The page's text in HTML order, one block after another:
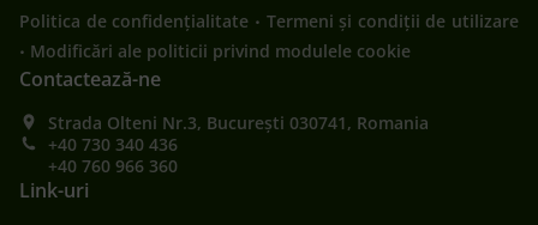
Politica de confidențialitate . Termeni și condiții de utilizare
. Modificări ale politicii privind modulele cookie
Contactează-ne
Strada Olteni Nr.3, București 030741, Romania
+40 730 340 436
+40 760 966 360
Link-uri